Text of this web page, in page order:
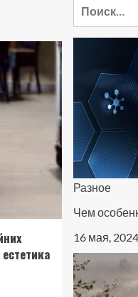
Разное
Чем
16 мая, 2024